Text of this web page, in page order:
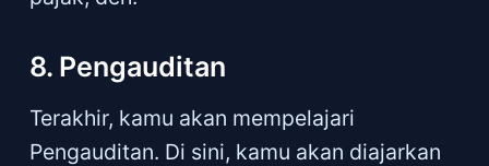
8. Pengauditan
Terakhir, kamu akan mempelajari
Pengauditan. Di sini, kamu akan diajarkan